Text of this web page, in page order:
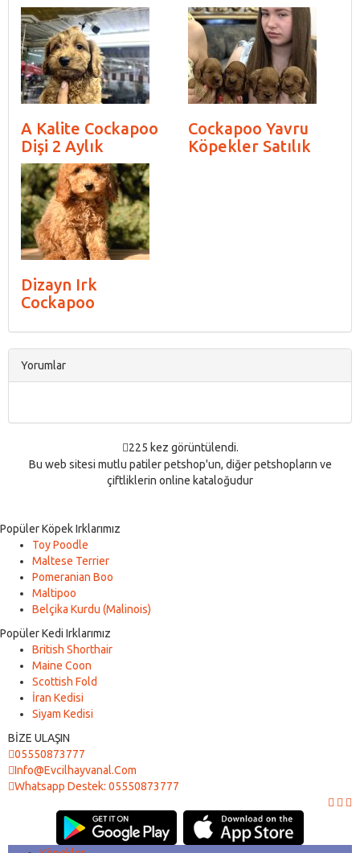
A Kalite Cockapoo
Dişi 2 Aylık
Cockapoo Yavru
Köpekler Satılık
Dizayn Irk
Cockapoo
Yorumlar
225 kez görüntülendi.
Bu web sitesi mutlu patiler petshop'un, diğer petshopların ve
çiftliklerin online kataloğudur
Popüler Köpek Irklarımız
Toy Poodle
Maltese Terrier
Pomeranian Boo
Maltipoo
Belçika Kurdu (Malinois)
Popüler Kedi Irklarımız
British Shorthair
Maine Coon
Scottish Fold
İran Kedisi
Siyam Kedisi
BİZE ULAŞIN
05550873777
Info@evcilhayvanal.com
Whatsapp Destek: 05550873777